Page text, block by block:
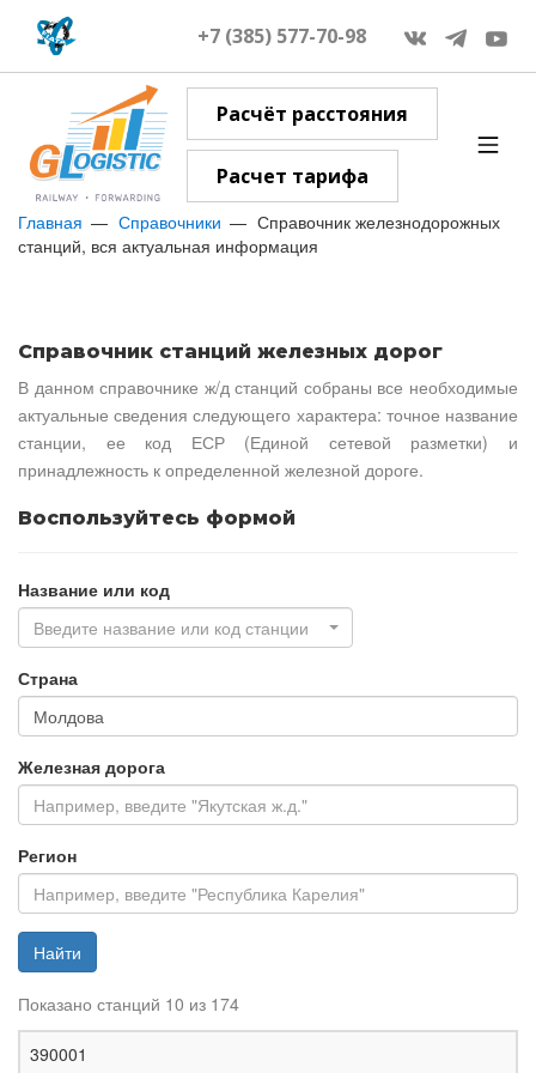
+7 (385) 577-70-98
Расчёт расстояния
Расчет тарифа
Главная Справочники
Справочник железнодорожных
станций, вся актуальная информация
Справочник станций железных дорог
В данном справочнике ж/д станций собраны все необходимые
актуальные сведения следующего характера: точное название
станции, ее код ЕСР (Единой сетевой разметки) и
принадлежность к определенной железной дороге.
Воспользуйтесь формой
Название или код
Введите название или код станции
Страна
Железная дорога
Регион
Найти
Показано станций 10 из 174
390001